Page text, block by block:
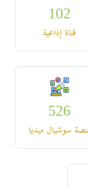
102
قناة إذاعية
526
سوشيال ميديا